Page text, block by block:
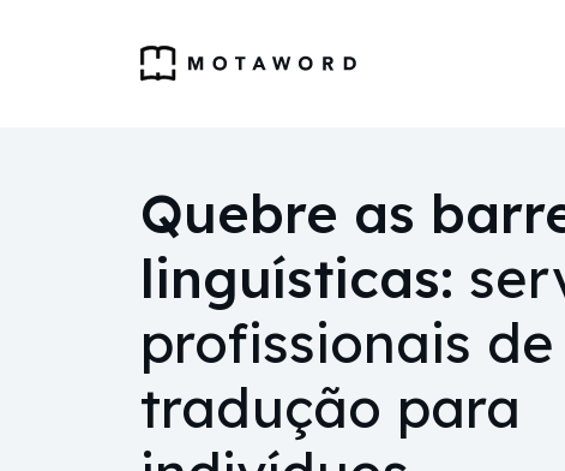
Quebre as
linguísticas:
profissionais de
tradução para